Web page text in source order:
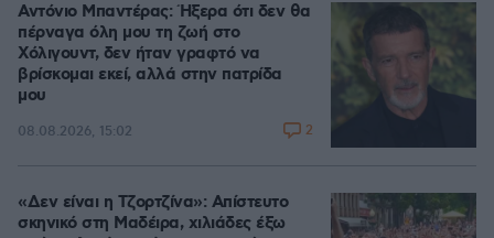
Αντόνιο Μπαντέρας: Ήξερα ότι δεν θα
πέρναγα όλη μου τη ζωή στο
Χόλιγουντ, δεν ήταν γραφτό να
βρίσκομαι εκεί, αλλά στην πατρίδα
μου
08.08.2026, 15:02 2
«Δεν είναι η Τζορτζίνα»: Απίστευτο
σκηνικό στη Μαδέιρα, χιλιάδες έξω